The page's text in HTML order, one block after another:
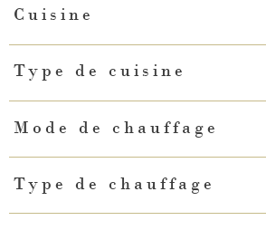
Cuisine
Type de cuisine
Mode de chauffage
Type de chauffage